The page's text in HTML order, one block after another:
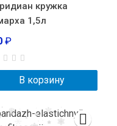
кружка
1,5л
₽
В корзину